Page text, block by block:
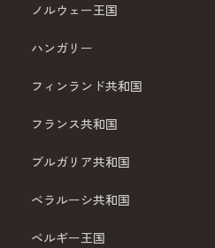
ノルウェー王国
ハンガリー
フィンランド共和国
フランス共和国
ブルガリア共和国
ベラルーシ共和国
ベルギー王国